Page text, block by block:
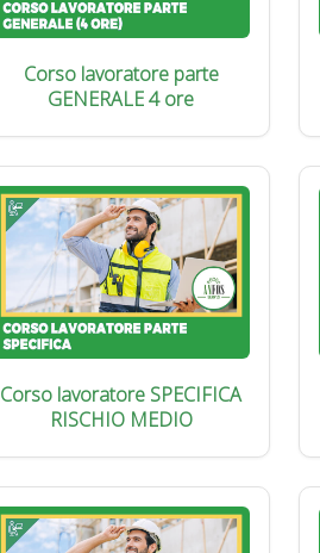
Corso lavoratore parte
GENERALE 4 ore
Corso lavoratore SPECIFICA
RISCHIO MEDIO